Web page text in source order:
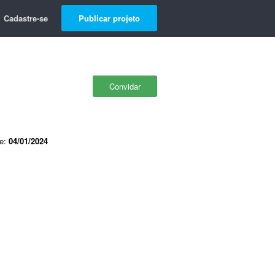
Cadastre-se Publicar projeto
Convidar
04/01/2024